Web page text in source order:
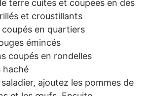
terre cuites et coupées en dés
et croustillants
en quartiers
émincés
coupés en rondelles
haché
ajoutez les pommes de